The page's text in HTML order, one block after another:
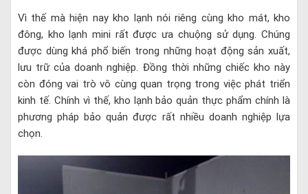
Vì thế mà hiện nay kho lạnh nói riêng cùng kho mát, kho
đông, kho lạnh mini rất được ưa chuộng sử dụng. Chúng
được dùng khá phổ biến trong những hoạt động sản xuất,
lưu trữ của doanh nghiệp. Đồng thời những chiếc kho này
còn đóng vai trò vô cùng quan trọng trong việc phát triển
kinh tế. Chính vì thế, kho lạnh bảo quản thực phẩm chính là
phương pháp bảo quản được rất nhiều doanh nghiệp lựa
chọn.